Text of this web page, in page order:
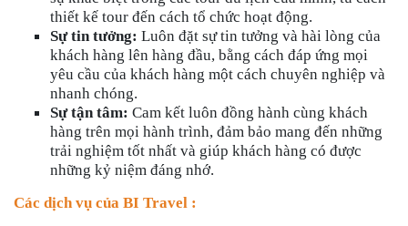
thiết kế tour đến cách tổ chức hoạt động.
Sự tin tưởng: Luôn đặt sự tin tưởng và hài lòng của
khách hàng lên hàng đầu, bằng cách đáp ứng mọi
yêu cầu của khách hàng một cách chuyên nghiệp và
nhanh chóng.
Sự tận tâm: Cam kết luôn đồng hành cùng khách
hàng trên mọi hành trình, đảm bảo mang đến những
trải nghiệm tốt nhất và giúp khách hàng có được
những kỷ niệm đáng nhớ.
Các dịch vụ của BI Travel :